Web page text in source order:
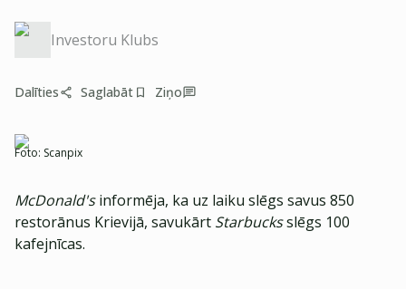
Investoru Klubs
Dalīties Saglabāt Ziņo
Foto: Scanpix
McDonald'sinformēja, ka uz laiku slēgs savus 850
restorānus Krievijā, savukārt Starbucksslēgs 100
kafejnīcas.